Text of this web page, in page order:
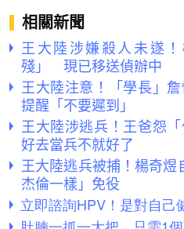
相關新聞
王大陸涉嫌殺人未遂
殘」 現已移送偵辦中
王大陸注意！「學長」
提醒「不要遲到」
王大陸涉逃兵！王爸怨
好去當兵不就好了
王大陸逃兵被捕！楊奇
杰倫一樣」免役